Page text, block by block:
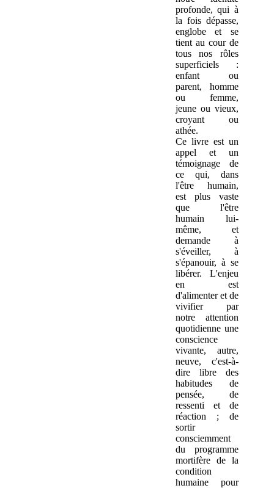
profonde, qui à
la fois dépasse,
englobe et se
tient au cour de
tous nos rôles
superficiels :
enfant ou
parent, homme
ou femme,
jeune ou vieux,
croyant ou
athée.
Ce livre est un
appel et un
témoignage de
ce qui, dans
l'être humain,
est plus vaste
que l'être
humain lui-
même, et
demande à
s'éveiller, à
s'épanouir, à se
libérer. L'enjeu
en est
d'alimenter et de
vivifier par
notre attention
quotidienne une
conscience
vivante, autre,
neuve, c'est-à-
dire libre des
habitudes de
pensée, de
ressenti et de
réaction ; de
sortir
consciemment
du programme
mortifère de la
condition
humaine pour